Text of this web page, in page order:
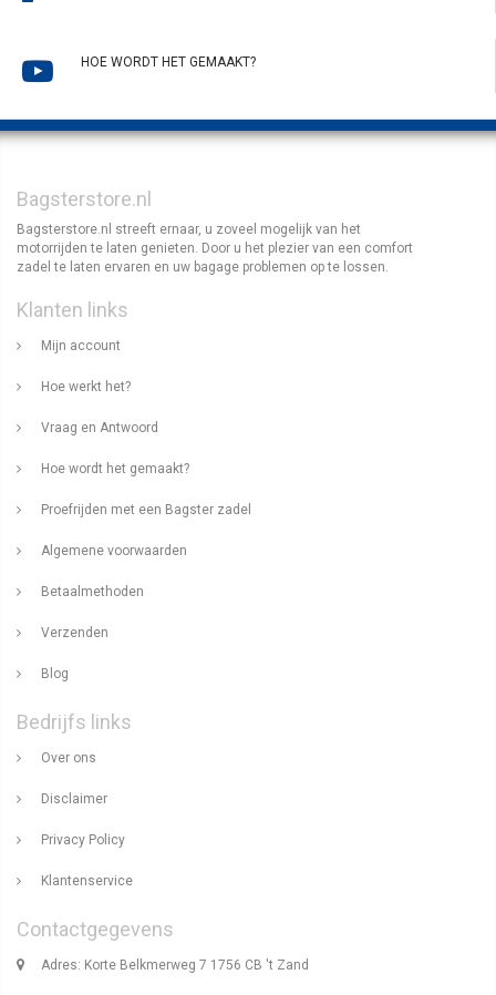
HOE WORDT HET GEMAAKT?
Bagsterstore.nl
Bagsterstore.nl streeft ernaar, u zoveel mogelijk van het
motorrijden te laten genieten. Door u het plezier van een comfort
zadel te laten ervaren en uw bagage problemen op te lossen.
Klanten links
Mijn account
Hoe werkt het?
Vraag en Antwoord
Hoe wordt het gemaakt?
Proefrijden met een Bagster zadel
Algemene voorwaarden
Betaalmethoden
Verzenden
Blog
Bedrijfs links
Over ons
Disclaimer
Privacy Policy
Klantenservice
Contactgegevens
Adres: Korte Belkmerweg 7 1756 CB 't Zand